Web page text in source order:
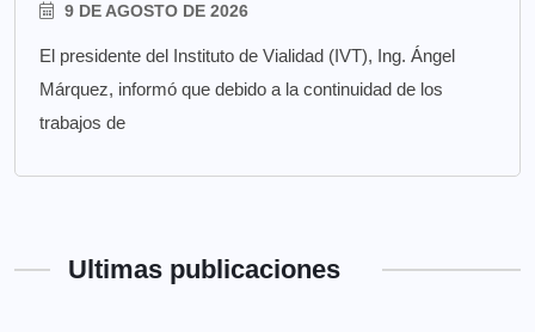
9 DE AGOSTO DE 2026
El presidente del Instituto de Vialidad (IVT), Ing. Ángel
Márquez, informó que debido a la continuidad de los
trabajos de
Ultimas publicaciones